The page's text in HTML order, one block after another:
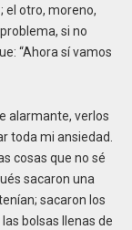
el otro, moreno,
si no
“Ahora sí vamos
alarmante, verlos
toda mi ansiedad.
cosas que no sé
sacaron una
sacaron los
bolsas llenas de